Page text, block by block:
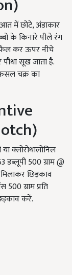
में छोटे, अंडाकार
के किनारे पीले रंग
फ़ैल कर ऊपर नीचे
सूख जाता है.
चक्र का
क्लोरोथालोनिल
डब्लूपी 500 ग्राम @
छिड़काव
ग्राम प्रति
करें.